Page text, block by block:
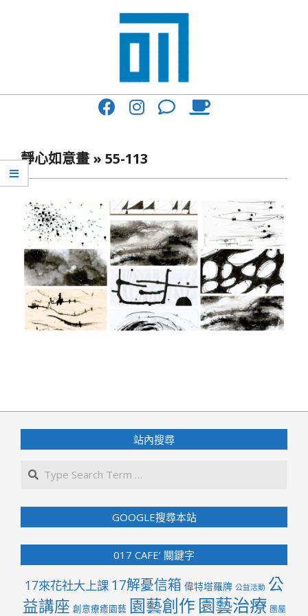
017
與
你
一
起
咖
啡
館
靜心如意畫 » 55-113
03-
21
站內搜尋
GOOGLE搜尋本站
017 CAFE’ 關鍵字
17來花社大上課 17解憂信箱 偉特塔羅牌 公益活動 公
益講座 創意療癒園藝 園藝創作 園藝治療 團屋